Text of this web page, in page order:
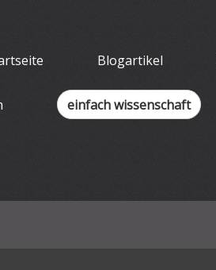
Blogartikel
einfach wissenschaft